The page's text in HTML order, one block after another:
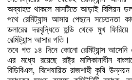
অব্যাহত থাকলে মাসটিতে আড়াই বিলিয়ন
পথে রেমিট্যান্স আসার পেছনে সচেতনতা
ডলারের দরবৃদ্ধিতে হুন্ডি থেকে মুখ
রেমিট্যান্স আসার গতি।
তবে গত ১৪ দিনে কোনো রেমিট্যান্স আসেনি
এর মধ্যে রয়েছে রাষ্ট্র মালিকানাধীন
বিডিবিএল, বিশেষায়িত রাজশাহী কৃষি